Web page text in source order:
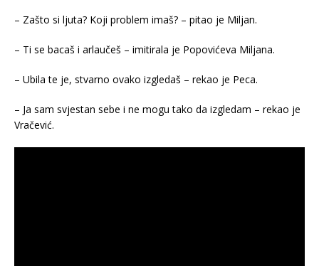
– Zašto si ljuta? Koji problem imaš? – pitao je Miljan.
– Ti se bacaš i arlaučeš – imitirala je Popovićeva Miljana.
– Ubila te je, stvarno ovako izgledaš – rekao je Peca.
– Ja sam svjestan sebe i ne mogu tako da izgledam – rekao je
Vračević.